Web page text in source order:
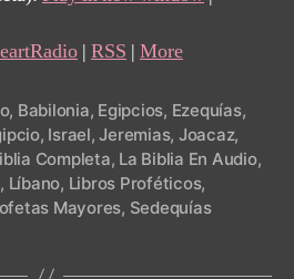
| RSS | More
, Babilonia, Egipcios, Ezequías,
, Israel,Jeremias, Joacaz,
Completa, La Biblia En Audio,
, Líbano, Libros Proféticos,
Mayores, Sedequías